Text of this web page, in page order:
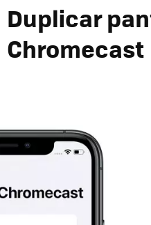
Duplicar
Chromecast